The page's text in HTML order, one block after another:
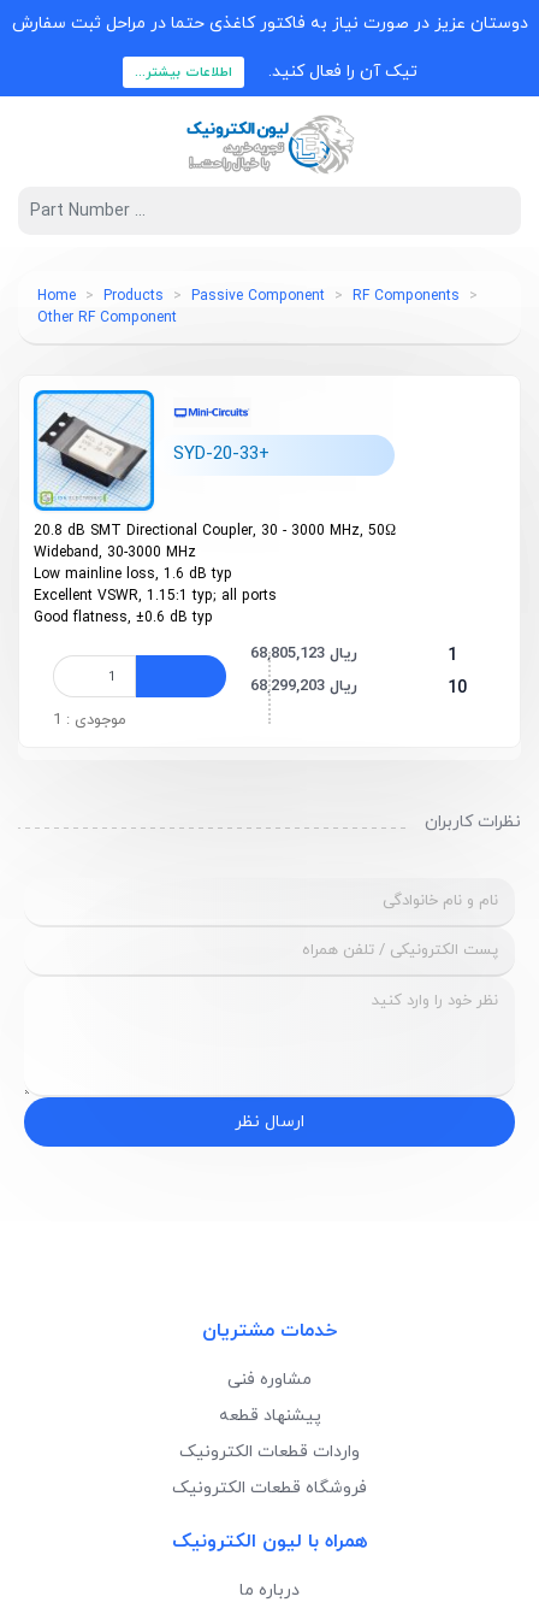
دوستان عزیز در صورت نیاز به فاکتور کاغذی حتما در مراحل ثبت سفارش
تیک آن را فعال کنید. اطلاعات بیشتر...
Home Products Passive Component
RF Components
Other RF Component
SYD-20-33+
20.8 dB SMT Directional Coupler, 30 - 3000 MHz, 50Ω
Wideband, 30-3000 MHz
Low mainline loss, 1.6 dB typ
Excellent VSWR, 1.15:1 typ; all ports
Good flatness, ±0.6 dB typ
1 68,805,123 ریال
10
68,299,203 ریال
موجودی : 1
نظرات کاربران
ارسال نظر
خدمات مشتریان
مشاوره فنی
پیشنهاد قطعه
واردات قطعات الکترونیک
فروشگاه قطعات الکترونیک
همراه با لیون الکترونیک
درباره ما